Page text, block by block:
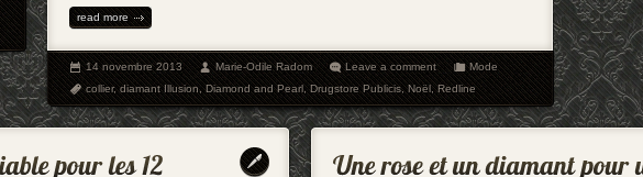
read more
14 novembre 2013 Marie-Odile Radom Leave a comment
Mode
collier,diamant Illusion,Diamond and Pearl,Drugstore Publicis,Noël,Redline